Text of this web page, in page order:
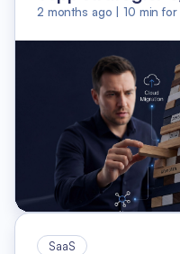
2 months ago |10 min for
SaaS